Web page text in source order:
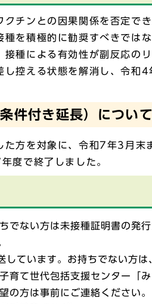
チンとの因果関係を否定で
を積極的に勧奨すべきで
接種による有効性が副反応
控える状態を解消し、令和
件付き延長）につい
方を対象に、令和7年3月
度で終了しました。
でない方は未接種証明書の発
ています。お持ちでない方
育て世代包括支援センター「
の方は事前にご連絡ください。